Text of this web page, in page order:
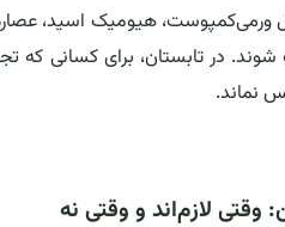
ورمی‌کمپوست، هیومیک اسید،
در تابستان، برای کسانی که
نماند.
وقتی لازم‌اند و وقتی نه